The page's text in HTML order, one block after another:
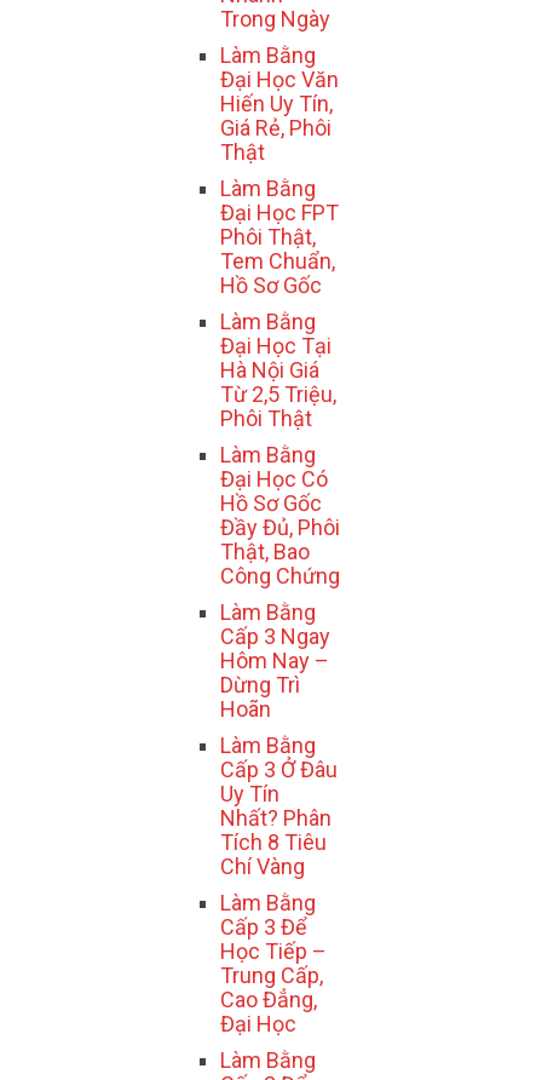
Trong Ngày
Làm Bằng
Đại Học Văn
Hiến Uy Tín,
Giá Rẻ, Phôi
Thật
Làm Bằng
Đại Học FPT
Phôi Thật,
Tem Chuẩn,
Hồ Sơ Gốc
Làm Bằng
Đại Học Tại
Hà Nội Giá
Từ 2,5 Triệu,
Phôi Thật
Làm Bằng
Đại Học Có
Hồ Sơ Gốc
Đầy Đủ, Phôi
Thật, Bao
Công Chứng
Làm Bằng
Cấp 3 Ngay
Hôm Nay –
Dừng Trì
Hoãn
Làm Bằng
Cấp 3 Ở Đâu
Uy Tín
Nhất? Phân
Tích 8 Tiêu
Chí Vàng
Làm Bằng
Cấp 3 Để
Học Tiếp –
Trung Cấp,
Cao Đẳng,
Đại Học
Làm Bằng